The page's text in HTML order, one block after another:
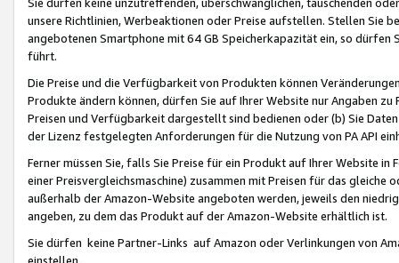
unsere Richtlinien, Werbeaktionen oder Preise aufstellen. Stellen Sie
angebotenen Smartphone mit 64 GB Speicherkapazität ein, so dürfen
führt.
Die Preise und die Verfügbarkeit von Produkten können
Produkte ändern können, dürfen Sie auf Ihrer Website nur Angaben
Preisen und Verfügbarkeit dargestellt sind bedienen oder (b) Sie
der Lizenz festgelegten Anforderungen für die Nutzung von PA API
Ferner müssen Sie, falls Sie Preise für ein Produkt auf Ihrer Website
einer Preisvergleichsmaschine) zusammen mit Preisen für das
außerhalb der Amazon-Website angeboten werden, jeweils den
angeben, zu dem das Produkt auf der Amazon-Website erhältlich ist.
Sie dürfen keine Partner-Links auf Amazon oder Verlinkungen von
einstellen.